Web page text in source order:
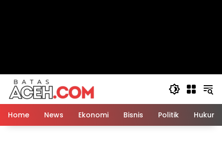
Home News Ekonomi Bisnis Politik Hukum